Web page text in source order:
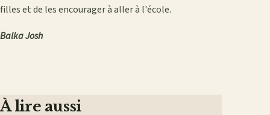
filles et de les encourager à aller à l'école.
Balka Josh
À lire aussi